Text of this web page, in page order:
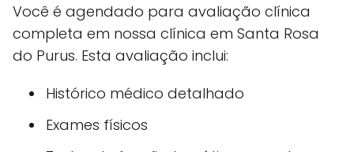
Você é agendado para avaliação clínica
completa em nossa clínica em Santa Rosa
do Purus. Esta avaliação inclui:
Histórico médico detalhado
Exames físicos